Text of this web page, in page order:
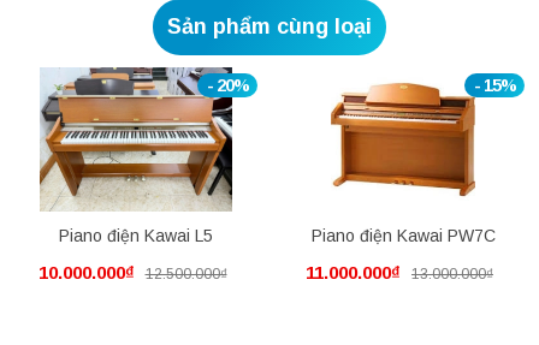
Sản phẩm cùng loại
- 20%
Piano điện Kawai L5
10.000.000₫ 12.500.000₫
- 15%
Piano điện Kawai PW7C
11.000.000₫ 13.000.000₫